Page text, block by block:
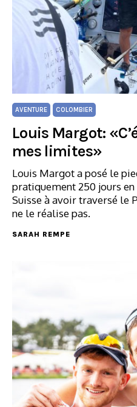
AVENTURE COLOMBIER
Louis Margot:
mes limites»
Louis Margot a posé le
pratiquement 250 jours
Suisse à avoir traversé le
ne le réalise pas.
SARAH REMPE